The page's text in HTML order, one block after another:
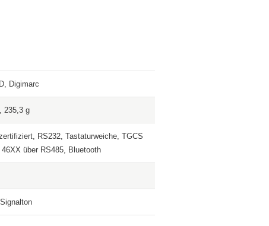
Digimarc
235,3 g
RS232, Tastaturweiche, TGCS
über RS485, Bluetooth